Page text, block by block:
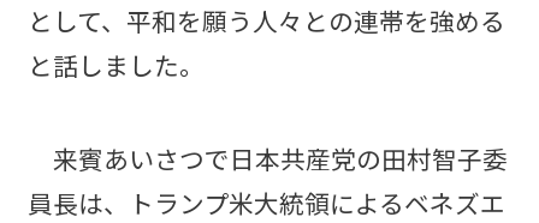
として、平和を願う人々との連帯を強める
と話しました。
来賓あいさつで日本共産党の田村智子委
員長は、トランプ米大統領によるベネズエ